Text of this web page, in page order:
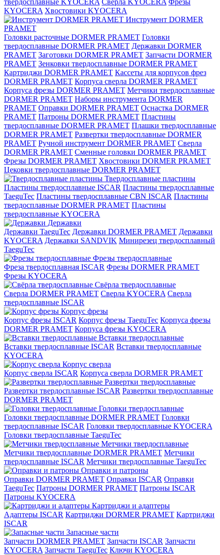
твердосплавные KYOCERA Сверла KYOCERA Фрезы
KYOCERA Хвостовики KYOCERA
Инструмент DORMER
PRAMET
Головки расточные DORMER PRAMET Головки
твердосплавные DORMER PRAMET Державки DORMER
PRAMET Заготовки DORMER PRAMET Запчасти DORMER
PRAMET Зенковки твердосплавные DORMER PRAMET
Картриджи DORMER PRAMET Кассеты для корпусов фрез
DORMER PRAMET Корпуса сверла DORMER PRAMET
Корпуса фрезы DORMER PRAMET Метчики твердосплавные
DORMER PRAMET Наборы инструмента DORMER
PRAMET Оправки DORMER PRAMET Оснастка DORMER
PRAMET Патроны DORMER PRAMET Пластины
твердосплавные DORMER PRAMET Плашки твердосплавные
DORMER PRAMET Развертки твердосплавные DORMER
PRAMET Ручной инструмент DORMER PRAMET Сверла
DORMER PRAMET Сменные головки DORMER PRAMET
Фрезы DORMER PRAMET Хвостовики DORMER PRAMET
Цековки твердосплавные DORMER PRAMET
Твердосплавные пластины
Пластины твердосплавные ISCAR Пластины твердосплавные
TaeguTec Пластины твердосплавные CBN ISCAR Пластины
твердосплавные DORMER PRAMET Пластины
твердосплавные KYOCERA
Державки
Державки TaeguTec Державки DORMER PRAMET Державки
KYOCERA Державки SANDVIK Минирезец твердосплавный
TaeguTec
Фрезы твердосплавные
Фреза твердосплавная ISCAR Фрезы DORMER PRAMET
Фрезы KYOCERA
Свёрла твердосплавные
Сверла DORMER PRAMET Сверла KYOCERA Сверла
твердосплавные ISCAR
Корпус фрезы
Корпус фрезы ISCAR Корпус фрезы TaeguTec Корпуса фрезы
DORMER PRAMET Корпуса фрезы KYOCERA
Вставки твердосплавные
Вставки твердосплавные ISCAR Вставки твердосплавные
KYOCERA
Корпус сверла
Корпус сверла ISCAR Корпуса сверла DORMER PRAMET
Развертки твердосплавные
Развертки твердосплавные ISCAR Развертки твердосплавные
DORMER PRAMET
Головки твердосплавные
Головки твердосплавные DORMER PRAMET Головки
твердосплавные ISCAR Головки твердосплавные KYOCERA
Головки твердосплавные TaeguTec
Метчики твердосплавные
Метчики твердосплавные DORMER PRAMET Метчики
твердосплавные ISCAR Метчики твердосплавные TaeguTec
Оправки и патроны
Оправки DORMER PRAMET Оправки ISCAR Оправки
TaeguTec Патроны DORMER PRAMET Патроны ISCAR
Патроны KYOCERA
Картриджи и адаптеры
Адаптеры ISCAR Картриджи DORMER PRAMET Картриджи
ISCAR
Запасные части
Запчасти DORMER PRAMET Запчасти ISCAR Запчасти
KYOCERA Запчасти TaeguTec Ключи KYOCERA